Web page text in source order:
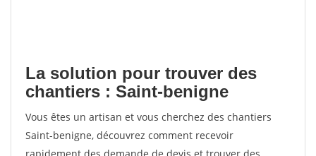
La solution pour trouver des
chantiers : Saint-benigne
Vous êtes un artisan et vous cherchez des chantiers
Saint-benigne, découvrez comment recevoir